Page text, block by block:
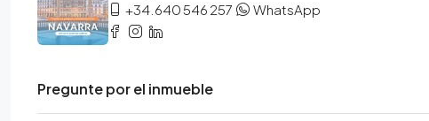
+34.640 546 257
WhatsApp
Pregunte por el inmueble